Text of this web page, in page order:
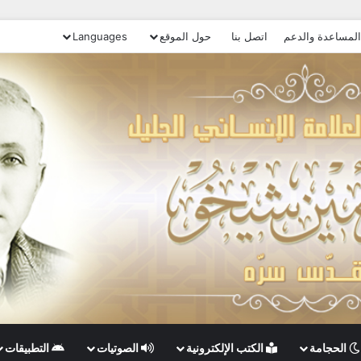
المساعدة والدعم اتصل بنا حول الموقع Languages
الحجامة الكتب الإلكترونية الصوتيات التطبيقات